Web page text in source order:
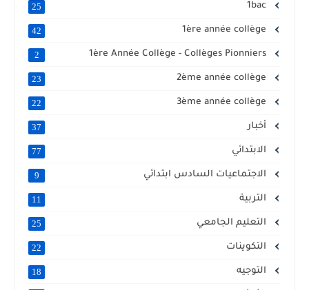
1bac
25
42
1ère Année Collège - Collèges Pionniers
2
23
22
أخبار 37
الابتدائي 77
الاجتماعيات السادس ابتدائي 9
التربية 11
التعليم الجامعي 25
التكوينات 22
التوجيه 18